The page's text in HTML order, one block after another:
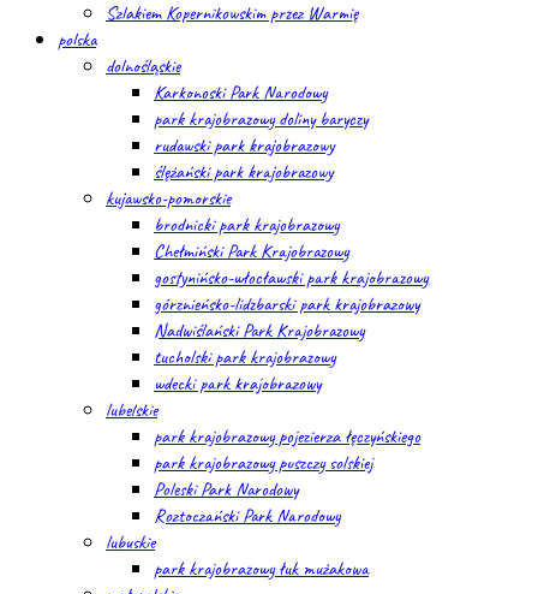
Szlakiem Kopernikowskim przez Warmię
polska
dolnośląskie
Karkonoski Park Narodowy
park krajobrazowy doliny baryczy
rudawski park krajobrazowy
ślężański park krajobrazowy
kujawsko-pomorskie
brodnicki park krajobrazowy
Chełmiński Park Krajobrazowy
gostynińsko-włocławski park krajobrazowy
górznieńsko-lidzbarski park krajobrazowy
Nadwiślański Park Krajobrazowy
tucholski park krajobrazowy
wdecki park krajobrazowy
lubelskie
park krajobrazowy pojezierza łęczyńskiego
park krajobrazowy puszczy solskiej
Poleski Park Narodowy
Roztoczański Park Narodowy
lubuskie
park krajobrazowy łuk mużakowa